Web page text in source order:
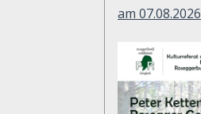
am 07.08.2026